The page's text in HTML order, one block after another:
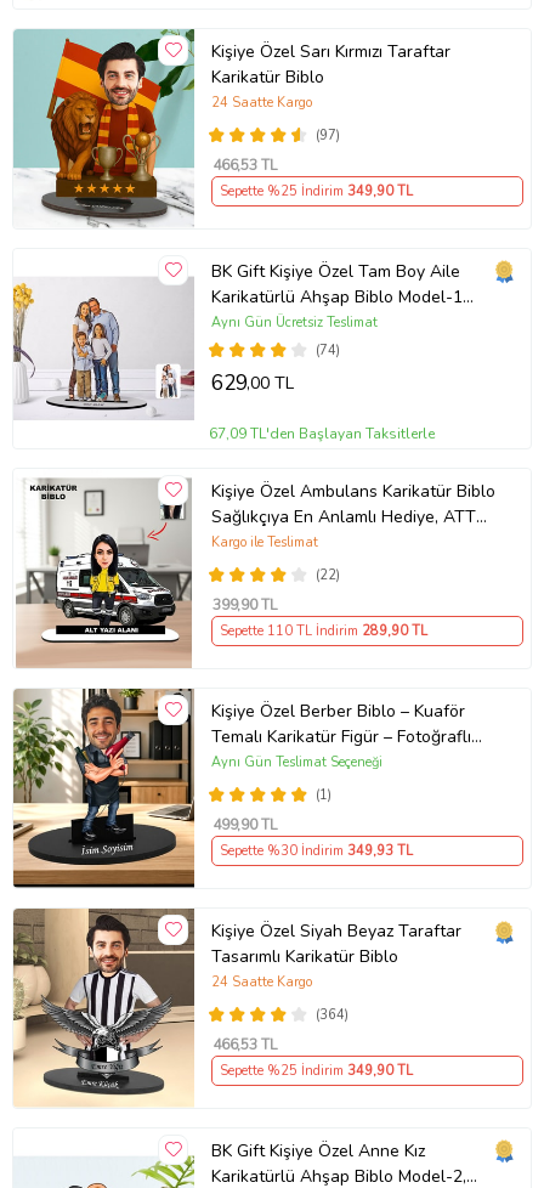
Kişiye Özel Sarı Kırmızı Taraftar
Karikatür Biblo
(97)
24 Saatte Kargo
466,53 TL
Sepette %25 İndirim 349,90 TL
BK Gift Kişiye Özel Tam Boy Aile
Karikatürlü Ahşap Biblo Model-1
(Beyaz)
(74)
Aynı Gün Ücretsiz Teslimat
629,00 TL
67,09 TL'den Başlayan Taksitlerle
Kişiye Özel Ambulans Karikatür Biblo
Sağlıkçıya En Anlamlı Hediye, ATT
teknisyeni hediyesi
(22)
Kargo ile Teslimat
399,90 TL
Sepette 110 TL İndirim 289,90 TL
Kişiye Özel Berber Biblo – Kuaför
Temalı Karikatür Figür – Fotoğraflı
İsim Yazılı Hediye Saç Tasarım
Uzmanına Hediye Karikatür Biblo -
Fön Makinesi ve Tarak Detaylı Erkek
Kuaförüne Özel Esprili Karikatür
Biblo
(1)
Aynı Gün Teslimat Seçeneği
499,90 TL
Sepette %30 İndirim 349,93 TL
Kişiye Özel Siyah Beyaz Taraftar
Tasarımlı Karikatür Biblo
(364)
24 Saatte Kargo
466,53 TL
Sepette %25 İndirim 349,90 TL
BK Gift Kişiye Özel Anne Kız
Karikatürlü Ahşap Biblo Model-2,